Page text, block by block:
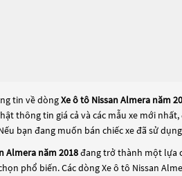
tin về dòngXe ô tô Nissan Almera năm
thông tin giá cả và các mẫu xe mới
bạn đang muốn bán chiếc xe đã sử
Almera năm 2018đang trở thành một lựa
phổ biến. Các dòngXe ô tô Nissan